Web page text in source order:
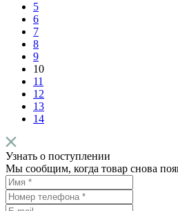
5
6
7
8
9
10
11
12
13
14
Узнать о поступлении
Мы сообщим, когда товар снова